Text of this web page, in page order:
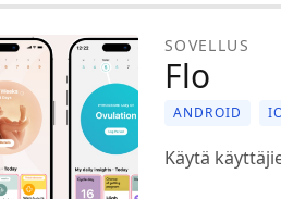
SOVELLUS
Flo
ANDROID
Käytä